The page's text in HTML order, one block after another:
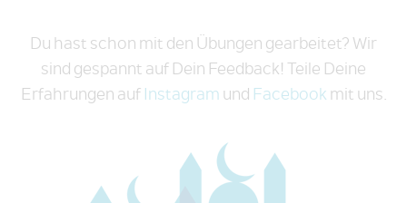
Du hast schon mit den Übungen gearbeitet? Wir
sind gespannt auf Dein Feedback! Teile Deine
Erfahrungen auf Instagram und Facebook mit uns.